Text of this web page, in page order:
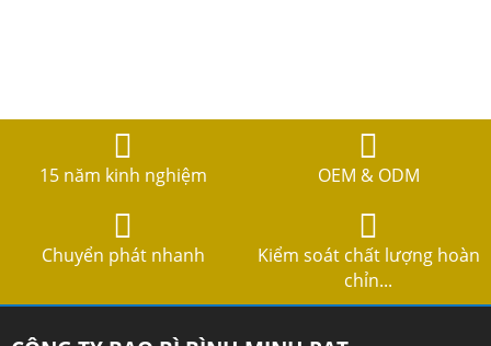
15 năm kinh nghiệm OEM & ODM
Chuyển phát nhanh
Kiểm soát chất lượng hoàn
chỉn...